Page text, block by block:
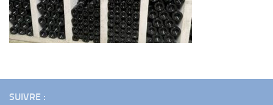
SUIVRE :